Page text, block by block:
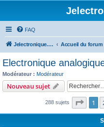
FAQ
Jelectronique.com Accueil du forum
Electronique
Modérateur : Modérateur
Nouveau sujet
288 sujets Page 1
1